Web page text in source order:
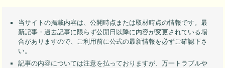
当サイトの掲載内容は、公開時点または取材時点の情報です。最
新記事・過去記事に限らず公開日以降に内容が変更されている場
合がありますので、ご利用前に公式の最新情報を必ずご確認下さ
い。
記事の内容については注意を払っておりますが、万一トラブルや